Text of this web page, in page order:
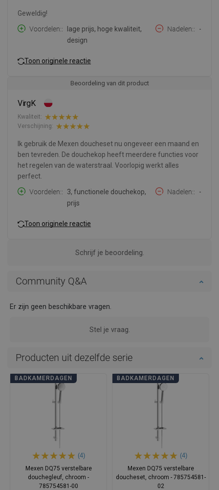
Geweldig!
Voordelen:
lage prijs, hoge kwaliteit,
design
Nadelen: -
Toon originele reactie
Beoordeling van dit product
VirgK
Kwaliteit:
Verschijning:
Ik gebruik de Mexen doucheset nu ongeveer een maand en
ben tevreden. De douchekop heeft meerdere functies voor
het regelen van de waterstraal. Voorlopig werkt alles
perfect.
Voordelen:
3, functionele douchekop,
prijs
Nadelen: -
Toon originele reactie
Schrijf je beoordeling.
Community Q&A
Er zijn geen beschikbare vragen.
Stel je vraag.
Producten uit dezelfde serie
BADKAMERDAGEN
(4)
Mexen DQ75 verstelbare
douchegleuf, chroom -
785754581-00
BADKAMERDAGEN
(4)
Mexen DQ75 verstelbare
doucheset, chroom - 785754581-
02